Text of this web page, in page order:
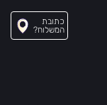
כתובת
?המשלוח